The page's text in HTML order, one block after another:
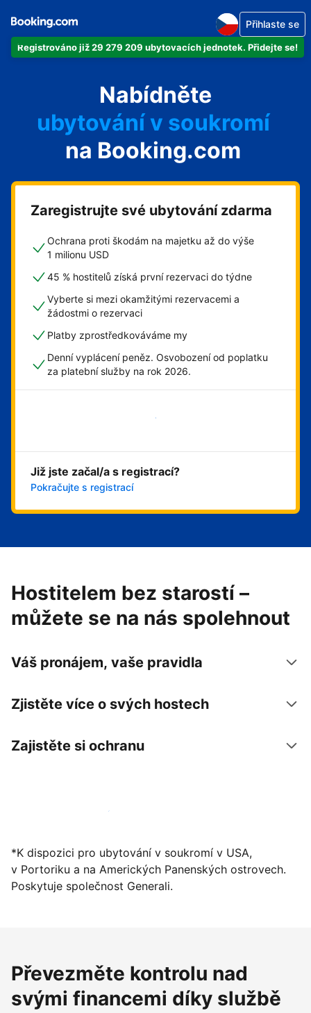
Registrováno již 29 279 209 ubytovacích jednotek. Přidejte se!
Přihlaste se
Nabídněte
svůj byt
svůj hotel
ubytování v soukromí
svůj penzion
svou chatu
na Booking.com
Zaregistrujte své ubytování zdarma
Ochrana proti škodám na majetku až do výše
1 milionu USD
45 % hostitelů získá první rezervaci do týdne
Vyberte si mezi okamžitými rezervacemi a
žádostmi o rezervaci
Platby zprostředkováváme my
Denní vyplácení peněz. Osvobození od poplatku
za platební služby na rok 2026.
Začít hned
Již jste začal/a s registrací?
Pokračujte s registrací
Hostitelem bez starostí –
můžete se na nás spolehnout
Váš pronájem, vaše pravidla
Zjistěte více o svých hostech
Zajistěte si ochranu
Zaregistrovat ubytování už dnes
*K dispozici pro ubytování v soukromí v USA,
v Portoriku a na Amerických Panenských ostrovech.
Poskytuje společnost Generali.
Převezměte kontrolu nad
svými financemi díky službě